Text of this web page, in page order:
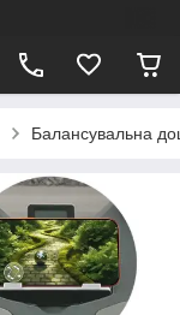
Балансувальна